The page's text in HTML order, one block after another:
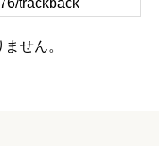
せん。